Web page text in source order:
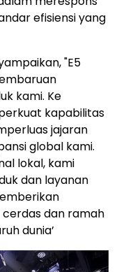
efisiensi yang
"E5
kami. Ke
kapabilitas
jajaran
global kami.
lokal, kami
dan layanan
dan ramah
dunia’